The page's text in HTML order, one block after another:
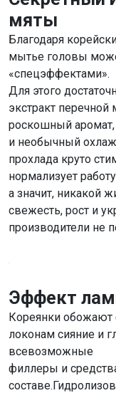
мяты
Благодаря
мытье головы
«спецэффектами».
Для этого
экстракт
роскошный аромат,
и необычный
прохлада круто
нормализует
а значит, никакой
свежесть, рост и
производители не
Эффект
Кореянки обожают
локонам сияние и
всевозможные
филлеры и
составе.